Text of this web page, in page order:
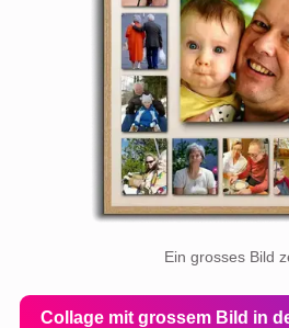
Ein grosses Bild
Collage mit grossem Bild in